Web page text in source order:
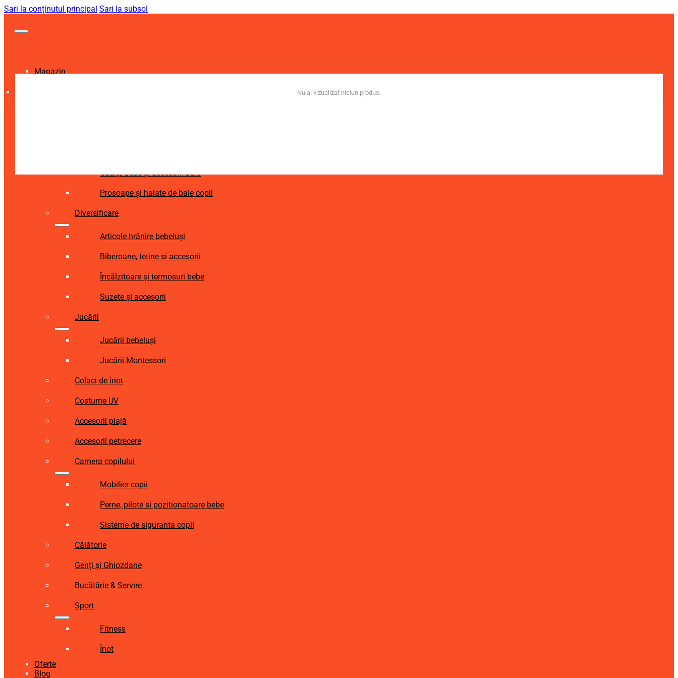
Sari la conținutul principal Sari la subsol
Magazin
Cădițe bebe și accesorii baie
Prosoape și halate de baie copii
Diversificare
Articole hrănire bebeluși
Biberoane, tetine si accesorii
Încălzitoare și termosuri bebe
Suzete și accesorii
Jucării
Jucării bebeluși
Jucării Montessori
Colaci de înot
Costume UV
Accesorii plajă
Accesorii petrecere
Camera copilului
Mobilier copii
Perne, pilote si pozitionatoare bebe
Sisteme de siguranta copii
Călătorie
Genți și Ghiozdane
Bucătărie & Servire
Sport
Fitness
Înot
Oferte
Blog
Nu ai vizualizat niciun produs.